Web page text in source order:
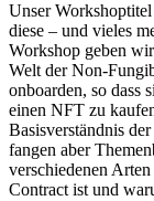
Unser
diese – und vieles
Workshop geben
Welt der Non-
onboarden, so dass
einen NFT zu
Basisverständnis
fangen aber
verschiedenen
Contract ist und